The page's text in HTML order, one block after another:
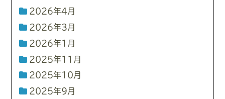
2026年4月
2026年3月
2026年1月
2025年11月
2025年10月
2025年9月